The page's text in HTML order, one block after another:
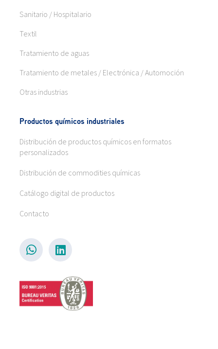
Sanitario / Hospitalario
Textil
Tratamiento de aguas
Tratamiento de metales / Electrónica / Automoción
Otras industrias
Productos químicos industriales
Distribución de productos químicos en formatos
personalizados
Distribución de commodities químicas
Catálogo digital de productos
Contacto